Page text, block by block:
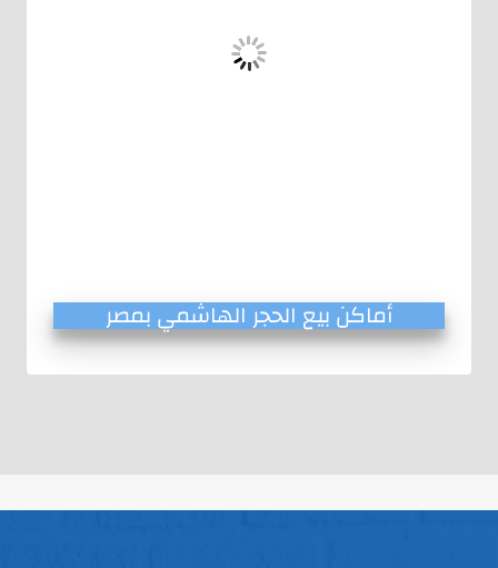
أماكن بيع الحجر الهاشمي بمصر